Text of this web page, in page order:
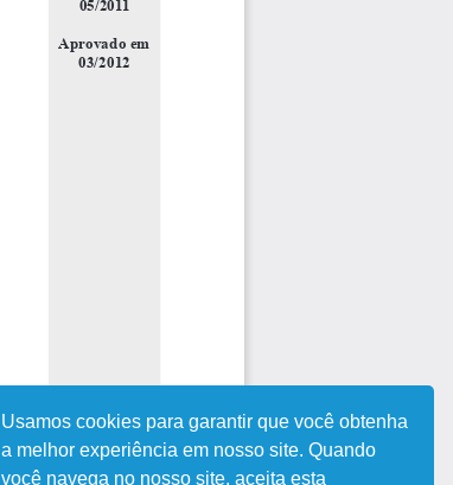
Usamos cookies para garantir que você obtenha
a melhor experiência em nosso site. Quando
você navega no nosso site, aceita esta